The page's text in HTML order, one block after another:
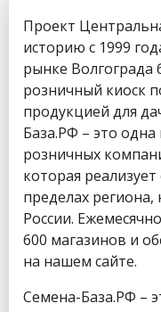
Проект
историю с 1999
рынке
розничный киоск
продукцией для
База.РФ – это
розничных
которая
пределах
России.
600 магазинов и
на нашем сайте.
Семена-База.РФ –